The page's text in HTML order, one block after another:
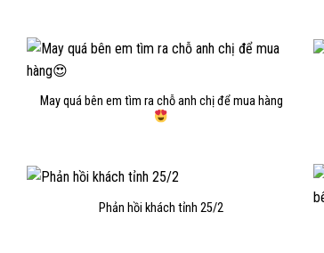
May quá bên em tìm ra chỗ anh chị để mua hàng
Phản hồi khách tỉnh 25/2